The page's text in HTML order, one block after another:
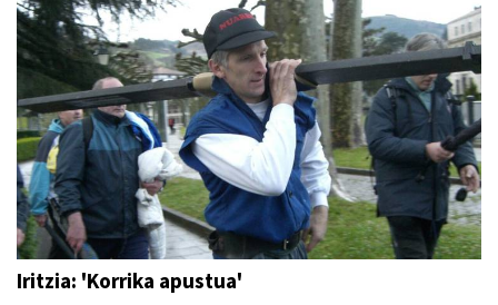
Iritzia: 'Korrika apustua'